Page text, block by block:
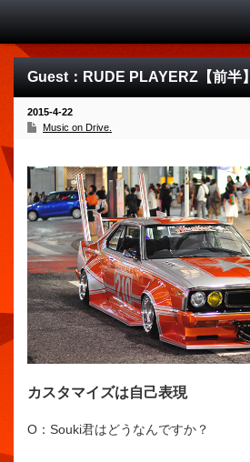
Guest：RUDE PLAYERZ【前半】
2015-4-22
Music on Drive.
カスタマイズは自己表現
O： Souki君はどうなんですか？